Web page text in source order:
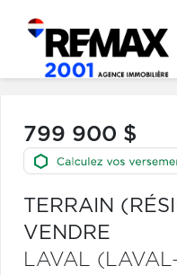
799 900 $
TERRAIN
VENDRE
LAVAL